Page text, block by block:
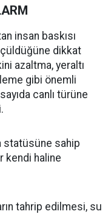
insan baskısı
dikkat
azaltma, yeraltı
gibi önemli
canlı türüne
statüsüne sahip
kendi haline
tahrip edilmesi, su